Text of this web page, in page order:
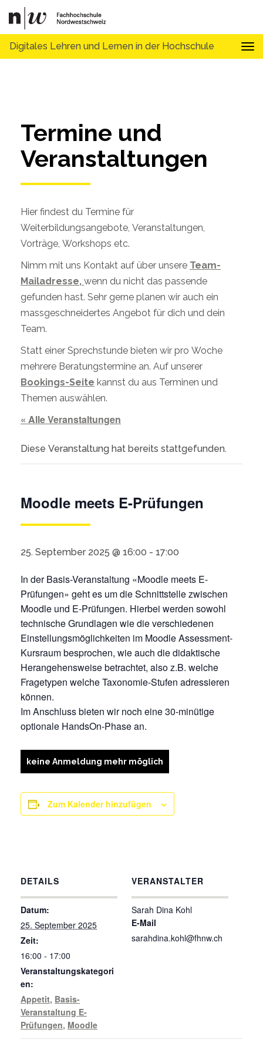
Digitales Lehren und Lernen in der Hochschule
Termine und
Veranstaltungen
Hier findest du Termine für
Weiterbildungsangebote, Veranstaltungen,
Vorträge, Workshops etc.
Nimm mit uns Kontakt auf über unsere Team-
Mailadresse, wenn du nicht das passende
gefunden hast. Sehr gerne planen wir auch ein
massgeschneidertes Angebot für dich und dein
Team.
Statt einer Sprechstunde bieten wir pro Woche
mehrere Beratungstermine an. Auf unserer
Bookings-Seite kannst du aus Terminen und
Themen auswählen.
« Alle Veranstaltungen
Diese Veranstaltung hat bereits stattgefunden.
Moodle meets E-Prüfungen
25. September 2025 @ 16:00 - 17:00
In der Basis-Veranstaltung «Moodle meets E-
Prüfungen» geht es um die Schnittstelle zwischen
Moodle und E-Prüfungen. Hierbei werden sowohl
technische Grundlagen wie die verschiedenen
Einstellungsmöglichkeiten im Moodle Assessment-
Kursraum besprochen, wie auch die didaktische
Herangehensweise betrachtet, also z.B. welche
Fragetypen welche Taxonomie-Stufen adressieren
können.
Im Anschluss bieten wir noch eine 30-minütige
optionale HandsOn-Phase an.
keine Anmeldung mehr möglich
Zum Kalender hinzufügen
DETAILS
Datum:
25. September 2025
Zeit:
16:00 - 17:00
Veranstaltungskategori
en:
Appetit, Basis-
Veranstaltung E-
Prüfungen, Moodle
VERANSTALTER
Sarah Dina Kohl
E-Mail
sarahdina.kohl@fhnw.ch